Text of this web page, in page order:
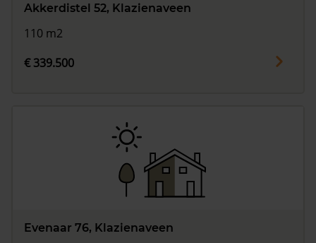
Akkerdistel 52, Klazienaveen
110 m2
€ 339.500
Evenaar 76, Klazienaveen